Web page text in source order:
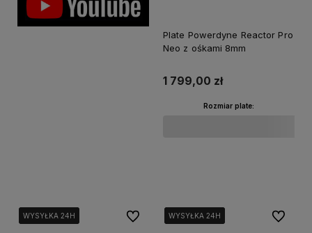
Plate Powerdyne Reactor Pro
Neo z ośkami 8mm
1 799,00 zł
Rozmiar plate:
WYSYŁKA 24H
WYSYŁKA 24H
WYSYŁKA 24H Do ulubionychWYSYŁKA 24H
WYSYŁKA 24H
WYSYŁKA 24H Do